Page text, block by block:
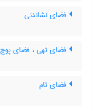
فضای نشاندنی
فضای تهی ، فضای پوچ
فضای تام